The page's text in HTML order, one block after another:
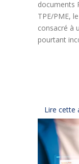
documents
TPE/PME,
consacré à
pourtant
Lire cette